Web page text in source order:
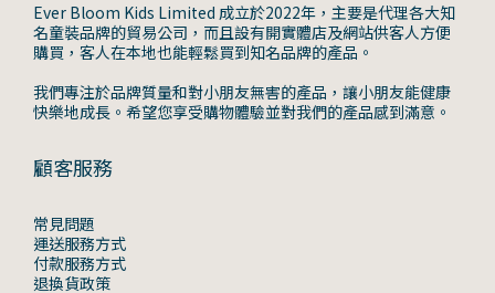
Ever Bloom Kids Limited 成立於2022年，主要是代理各大知
名童裝品牌的貿易公司，而且設有開實體店及網站供客人方便
購買，客人在本地也能輕鬆買到知名品牌的產品。
我們專注於品牌質量和對小朋友無害的產品，讓小朋友能健康
快樂地成長。希望您享受購物體驗並對我們的產品感到滿意。
顧客服務
常見問題
運送服務方式
付款服務方式
退換貨政策